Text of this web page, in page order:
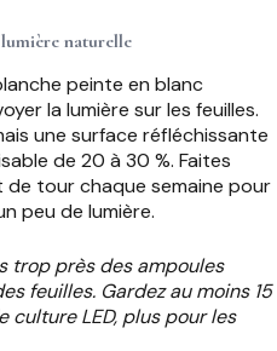
naturelle
peinte en blanc
la lumière sur les feuilles.
une surface réfléchissante
de 20 à 30 %. Faites
tour chaque semaine pour
peu de lumière.
trop près des ampoules
feuilles. Gardez au moins 15
LED, plus pour les